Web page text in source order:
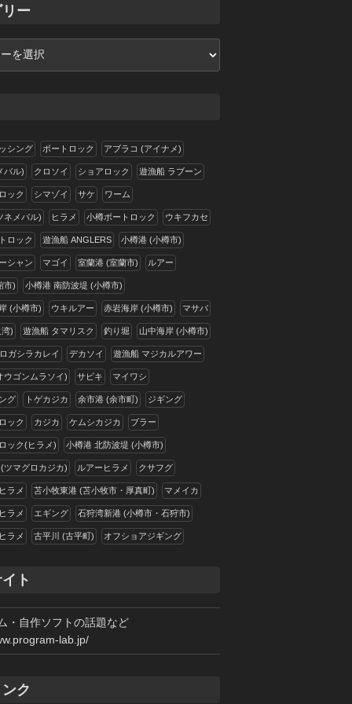
ー
シング ボートロック アブラコ (アイナメ)
バル) クロソイ ショアロック 遊漁船 ラブーン
ック シマゾイ サケ ワーム
ネメバル) ヒラメ 小樽ボートロック ウキフカセ
ロック 遊漁船 ANGLERS 小樽港 (小樽市)
シャン マゴイ 室蘭港 (室蘭市) ルアー
市) 小樽港 南防波堤 (小樽市)
(小樽市) ウキルアー 赤岩海岸 (小樽市) マサバ
) 遊漁船 タマリスク 釣り堀 山中海岸 (小樽市)
ガシラカレイ デカソイ 遊漁船 マジカルアワー
ウゴンムラソイ) サビキ マイワシ
グ トゲカジカ 余市港 (余市町) ジギング
ック カジカ ケムシカジカ ブラー
ック(ヒラメ) 小樽港 北防波堤 (小樽市)
ツマグロカジカ) ルアーヒラメ クサフグ
ラメ 苫小牧東港 (苫小牧市・厚真町) マメイカ
ラメ エギング 石狩湾新港 (小樽市・石狩市)
ラメ 古平川 (古平町) オフショアジギング
ト
・自作ソフトの話題など
lab.jp/
ク